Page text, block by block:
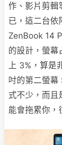
作、影片剪輯
已，這二台依
ZenBook 14
的設計，螢幕
上 3%，算
吋的第二螢幕
式不少，而且
能會拖累你，